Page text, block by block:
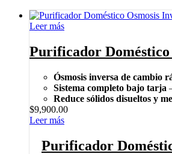
Leer más
Purificador
Ósmosis inversa de cambio
Sistema completo bajo tarja
Reduce sólidos disueltos y
$9,900.00
Leer más
Purificador